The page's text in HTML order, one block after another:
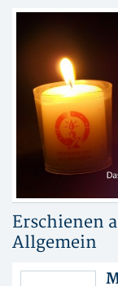
Erschienen
Allgemein